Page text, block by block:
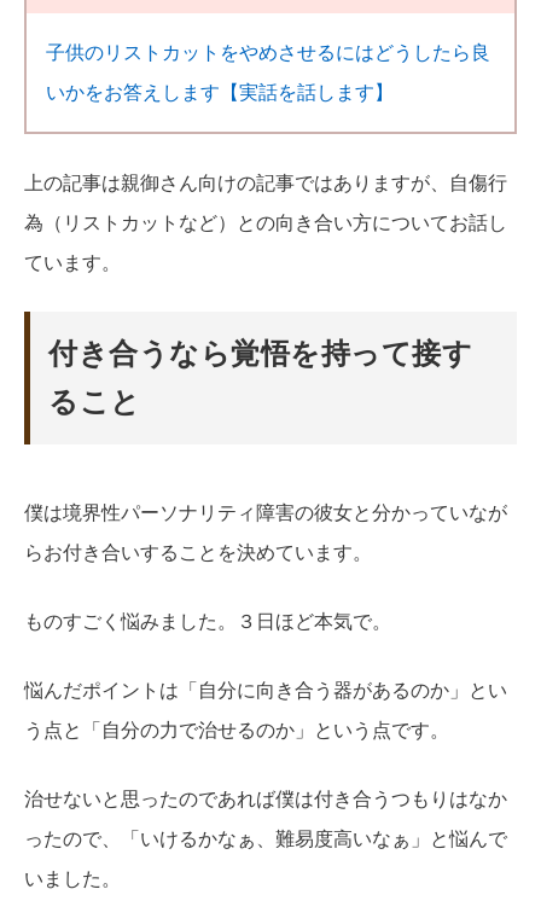
子供のリストカットをやめさせるにはどうしたら良
いかをお答えします【実話を話します】
上の記事は親御さん向けの記事ではありますが、自傷行
為（リストカットなど）との向き合い方についてお話し
ています。
付き合うなら覚悟を持って接す
ること
僕は境界性パーソナリティ障害の彼女と分かっていなが
らお付き合いすることを決めています。
ものすごく悩みました。３日ほど本気で。
悩んだポイントは「自分に向き合う器があるのか」とい
う点と「自分の力で治せるのか」という点です。
治せないと思ったのであれば僕は付き合うつもりはなか
ったので、「いけるかなぁ、難易度高いなぁ」と悩んで
いました。